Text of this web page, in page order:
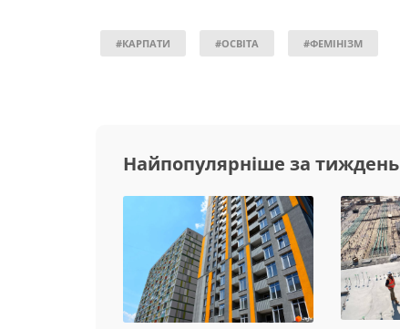
#КАРПАТИ #ОСВІТА #ФЕМІНІЗМ
Найпопулярніше за тиждень